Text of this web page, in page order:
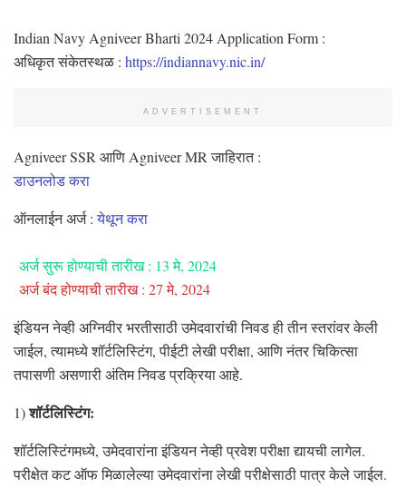
Indian Navy Agniveer Bharti 2024 Application Form :
अधिकृत संकेतस्थळ : https://indiannavy.nic.in/
ADVERTISEMENT
Agniveer SSR आणि Agniveer MR जाहिरात :
डाउनलोड करा
ऑनलाईन अर्ज :येथून करा
अर्ज सुरू होण्याची तारीख : 13 मे, 2024
अर्ज बंद होण्याची तारीख : 27 मे, 2024
इंडियन नेव्ही अग्निवीर भरतीसाठी उमेदवारांची निवड ही तीन स्तरांवर केली
जाईल, त्यामध्ये शॉर्टलिस्टिंग, पीईटी लेखी परीक्षा, आणि नंतर चिकित्सा
तपासणी असणारी अंतिम निवड प्रक्रिया आहे.
1)शॉर्टलिस्टिंग:
शॉर्टलिस्टिंगमध्ये, उमेदवारांना इंडियन नेव्ही प्रवेश परीक्षा द्यायची लागेल.
परीक्षेत कट ऑफ मिळालेल्या उमेदवारांना लेखी परीक्षेसाठी पात्र केले जाईल.